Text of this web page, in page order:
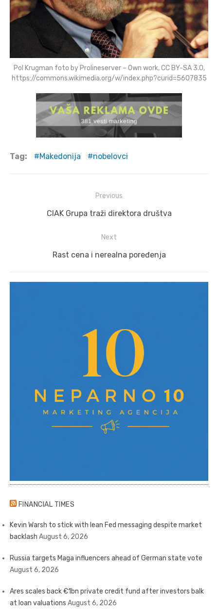
Pol Krugman foto by Prolineserver – Own work, CC BY-SA 3.0,
https://commons.wikimedia.org/w/index.php?curid=5607835
Tag: Makedonija nobelovci
navigation
Previous
Previous
CIAK Grupa traži direktora društva
Next
Next
Rast cena i nerealna poređenja
FINANCIAL TIMES
Kevin Warsh to stick with lean Fed messaging despite market
backlash August 6, 2026
Russia targets Maga influencers ahead of German state vote
August 6, 2026
Ares scales back €1bn private credit fund after investors balk
at loan valuations August 6, 2026